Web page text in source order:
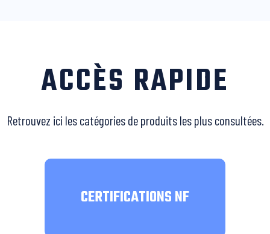
ACCÈS RAPIDE
Retrouvez ici les catégories de produits les plus consultées.
CERTIFICATIONS NF